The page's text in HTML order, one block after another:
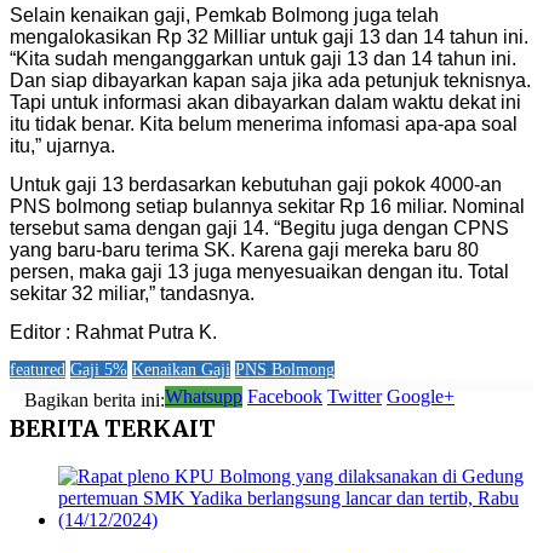
Selain kenaikan gaji, Pemkab Bolmong juga telah
mengalokasikan Rp 32 Milliar untuk gaji 13 dan 14 tahun ini.
“Kita sudah menganggarkan untuk gaji 13 dan 14 tahun ini.
Dan siap dibayarkan kapan saja jika ada petunjuk teknisnya.
Tapi untuk informasi akan dibayarkan dalam waktu dekat ini
itu tidak benar. Kita belum menerima infomasi apa-apa soal
itu,” ujarnya.
Untuk gaji 13 berdasarkan kebutuhan gaji pokok 4000-an
PNS bolmong setiap bulannya sekitar Rp 16 miliar. Nominal
tersebut sama dengan gaji 14. “Begitu juga dengan CPNS
yang baru-baru terima SK. Karena gaji mereka baru 80
persen, maka gaji 13 juga menyesuaikan dengan itu. Total
sekitar 32 miliar,” tandasnya.
Editor : Rahmat Putra K.
featured Gaji 5% Kenaikan Gaji PNS Bolmong
Bagikan berita ini:Whatsupp Facebook Twitter Google+
BERITA TERKAIT